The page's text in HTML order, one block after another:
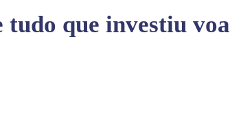
tudo que investiu